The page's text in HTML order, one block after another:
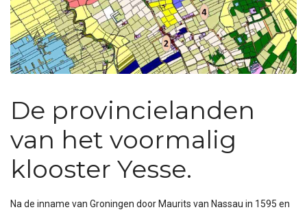
De provincielanden
van het voormalig
klooster Yesse.
Na de inname van Groningen door Maurits van Nassau in 1595 en